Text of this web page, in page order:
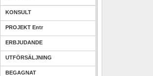
KONSULT
PROJEKT Entr
ERBJUDANDE
UTFÖRSÄLJNING
BEGAGNAT